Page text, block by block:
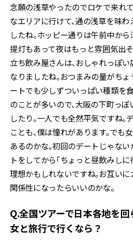
念願の浅草やったのでロケで来れ
なエリアに行けて、通の浅草を味
したね。ホッピー通りは午前中か
提灯もあって夜はもっと雰囲気出
立ち飲み屋さんは、おしゃれっぽ
なりましたね。おつまみの量がち
ートでも少しずついっぱい種類を
のことが多いので、大阪の下町っ
したり。一人でも全然平気ですね。
ことも、僕は憧れがあります。でも
あるのかな。初回のデートじゃない
トをしてから「ちょっと昼飲みし
理想かもしれないですね。お互い
関係性になったらいいのかな。
Q.全国ツアーで日本各地を回
女と旅行で行くなら？